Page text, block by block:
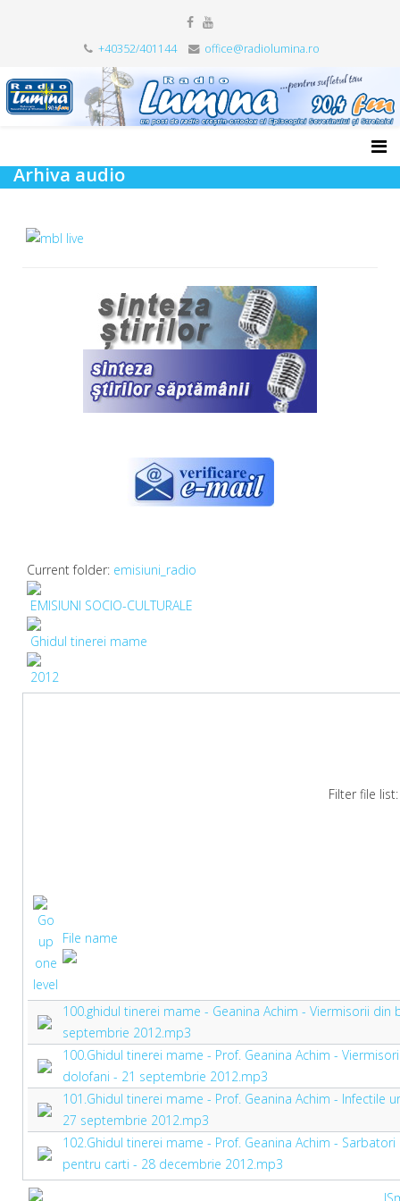
+40352/401144 office@radiolumina.ro
Arhiva audio
Current folder: emisiuni_radio
EMISIUNI SOCIO-CULTURALE
Ghidul tinerei mame
2012
Filter file
File name
100.ghidul tinerei mame - Geanina Achim - Viermisorii
septembrie 2012.mp3
100.Ghidul tinerei mame - Prof. Geanina Achim -
dolofani - 21 septembrie 2012.mp3
101.Ghidul tinerei mame - Prof. Geanina Achim - Infectile
27 septembrie 2012.mp3
102.Ghidul tinerei mame - Prof. Geanina Achim -
pentru carti - 28 decembrie 2012.mp3